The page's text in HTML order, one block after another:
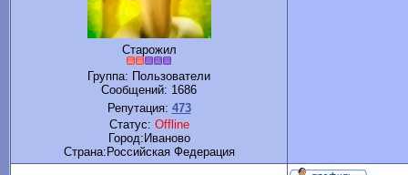
Старожил
Группа: Пользователи
Сообщений: 1686
Репутация: 473
Статус: Offline
Город:Иваново
Cтрана:Российская Федерация